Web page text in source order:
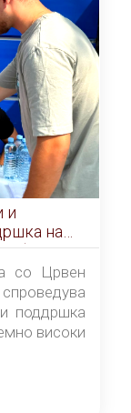
и
на
бран
со Црвен
поддршка
високи